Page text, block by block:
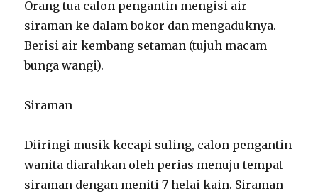
Orang tua calon pengantin mengisi air
siraman ke dalam bokor dan mengaduknya.
Berisi air kembang setaman (tujuh macam
bunga wangi).
Siraman
Diiringi musik kecapi suling, calon pengantin
wanita diarahkan oleh perias menuju tempat
siraman dengan meniti 7 helai kain. Siraman